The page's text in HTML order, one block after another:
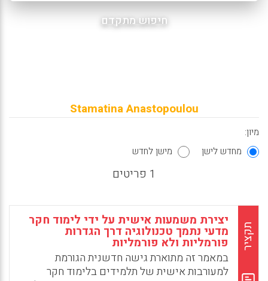
חיפוש מתקדם
Stamatina Anastopoulou
מיון:
מחדש לישן
מישן לחדש
1 פריטים
תקציר
יצירת משמעות אישית על ידי לימוד חקר
מדעי נתמך טכנולוגיה דרך הגדרות
פורמליות ולא פורמליות
במאמר זה מתוארת גישה חדשנית הגורמת
למעורבות אישית של תלמידים בלימוד חקר